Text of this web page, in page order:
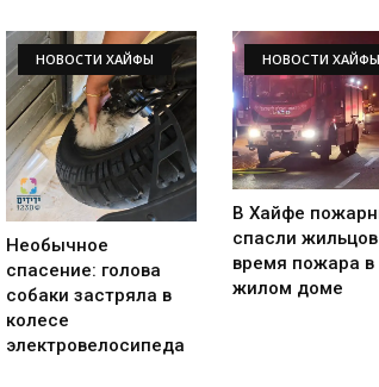
НОВОСТИ ХАЙФЫ
Необычное
спасение: голова
собаки застряла в
колесе
электровелосипеда
НОВОСТИ ХАЙФЫ
В Хайфе
спасли
время пожара в
жилом доме